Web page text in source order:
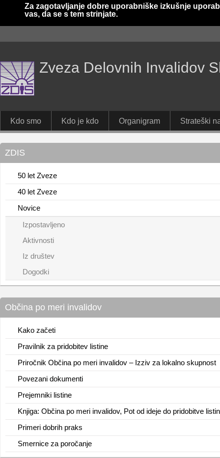
Za zagotavljanje dobre uporabniške izkušnje
vas, da se s tem strinjate.
Zveza Delovnih Invalidov
Kdo smo Kdo je kdo Organigram Strateški
ZDIS
50 let Zveze
40 let Zveze
Novice
Izpostavljeno
Aktivnosti
Iz društev
Dogodki
Občina po meri invalidov
Kako začeti
Pravilnik za pridobitev listine
Priročnik Občina po meri invalidov – Izziv za lokalno skupnost
Povezani dokumenti
Prejemniki listine
Knjiga: Občina po meri invalidov, Pot od ideje do pridobitve
Primeri dobrih praks
Smernice za poročanje